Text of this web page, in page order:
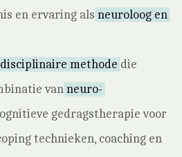
en ervaring als neuroloog en
methode die
vanneuro-
gedragstherapie voor
technieken, coaching en